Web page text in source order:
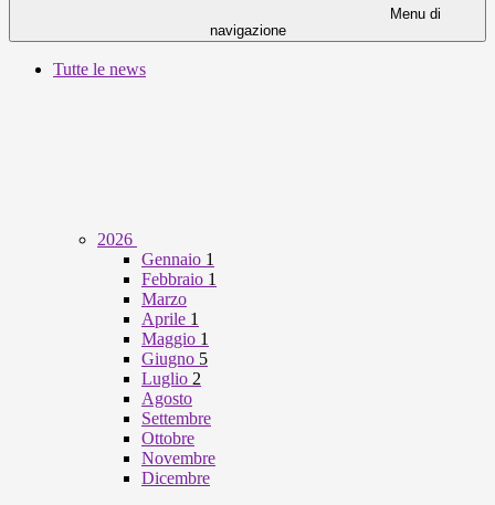
Menu di
navigazione
Tutte le news
2026
Gennaio 1
Febbraio 1
Marzo
Aprile 1
Maggio 1
Giugno 5
Luglio 2
Agosto
Settembre
Ottobre
Novembre
Dicembre